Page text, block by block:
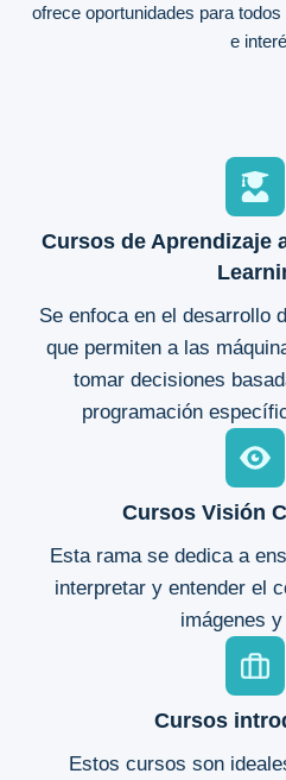
ofrece oportunidades para
e
Cursos de Aprendizaje
Se enfoca en el desarrollo
que permiten a las
tomar decisiones
programación
Cursos Visión
Esta rama se dedica a
interpretar y entender el
imágenes
Cursos
Estos cursos son